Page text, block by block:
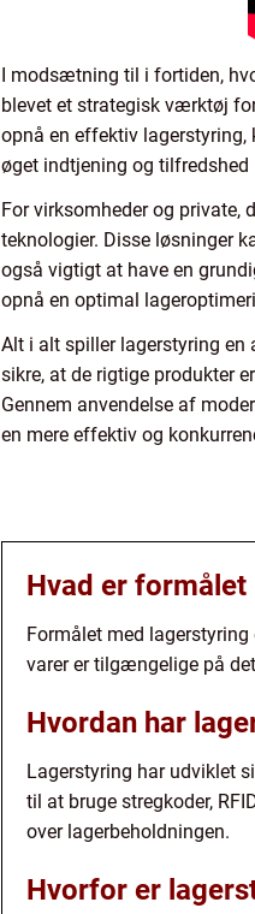
I modsætning til i fortiden,
blevet et strategisk værktøj
opnå en effektiv lagerstyring,
øget indtjening og tilfredshed
For virksomheder og private,
teknologier. Disse løsninger
også vigtigt at have en
opnå en optimal
Alt i alt spiller lagerstyring en
sikre, at de rigtige produkter
Gennem anvendelse af
en mere effektiv og
Hvad er
Formålet med
varer er tilgængelige på
Hvordan har
Lagerstyring har udviklet
til at bruge stregkoder,
over lagerbeholdningen.
Hvorfor er